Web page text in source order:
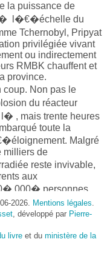
puissance de
� l�€�échelle du
Tchernobyl, Pripyat
privilégiée vivant
ou indirectement
RMBK chauffent et
province.
Non pas le
du réacteur
, mais trente heures
toute la
Malgré
milliers de
reste invivable,
aux
000� personnes
loin une vie de
vomissant dans
radionucléides
aurait causé
morts précoces
exposées,
2026. Mentions légales.
, développé par Pierre-
livre et du ministère de la